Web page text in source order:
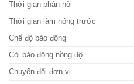
Thời gian phản hồi
Thời gian làm nóng trước
Chế độ báo động
Còi báo động nồng độ
Chuyển đổi đơn vị